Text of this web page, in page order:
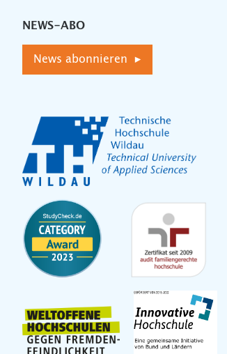
NEWS-ABO
News abonnieren ▸